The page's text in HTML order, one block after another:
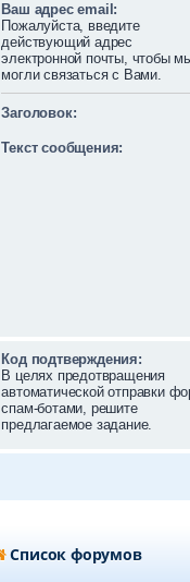
Ваш адрес email:
Пожалуйста, введите
действующий адрес
электронной почты, чтобы
могли связаться с Вами.
Заголовок:
Текст сообщения:
Код подтверждения:
В целях предотвращения
автоматической отправки
спам-ботами, решите
предлагаемое задание.
Список форумов